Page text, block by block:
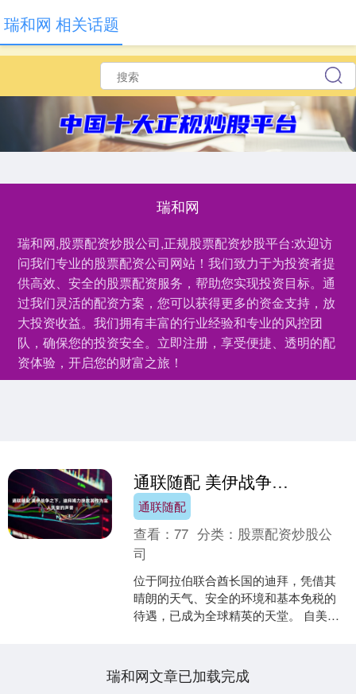
瑞和网
瑞和网,股票配资炒股公司,正规股票配资炒股平台:欢迎访
问我们专业的股票配资公司网站！我们致力于为投资者提
供高效、安全的股票配资服务，帮助您实现投资目标。通
过我们灵活的配资方案，您可以获得更多的资金支持，放
大投资收益。我们拥有丰富的行业经验和专业的风控团
队，确保您的投资安全。立即注册，享受便捷、透明的配
资体验，开启您的财富之旅！
瑞和网 相关话题
通联随配 美伊战争之下，迪拜竭力挽救其作为富人天堂的声誉
通联随配
查看：77 分类： 股票配资炒股公
司
位于阿拉伯联合酋长国的迪拜，凭借其
晴朗的天气、安全的环境和基本免税的
待遇，已成为全球精英的天堂。 自美伊
瑞和网文章已加载完成